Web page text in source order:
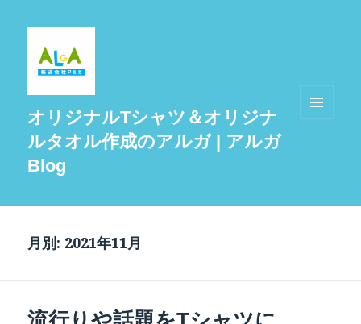
オリジナルTシャツ＆オリジナ
ルタオル作成のアルガ | アルガ
Blog
月別: 2021年11月